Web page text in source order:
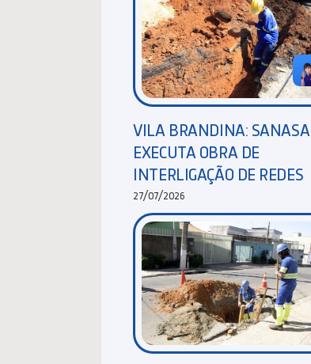
VILA BRANDINA: SANASA
EXECUTA OBRA DE
INTERLIGAÇÃO DE REDES
27/07/2026